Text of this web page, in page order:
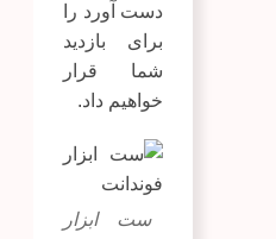
دست آورد را
برای بازدید
شما قرار
خواهیم داد.
ست ابزار